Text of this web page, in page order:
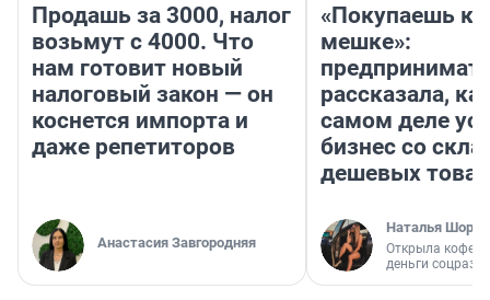
Продашь за 3000, налог
возьмут с 4000. Что
нам готовит новый
налоговый закон — он
коснется импорта и
даже репетиторов
Анастасия Завгородняя
«Покупаешь
мешке»:
рассказала,
самом деле
бизнес со
дешевых
Наталья
Открыла
деньги